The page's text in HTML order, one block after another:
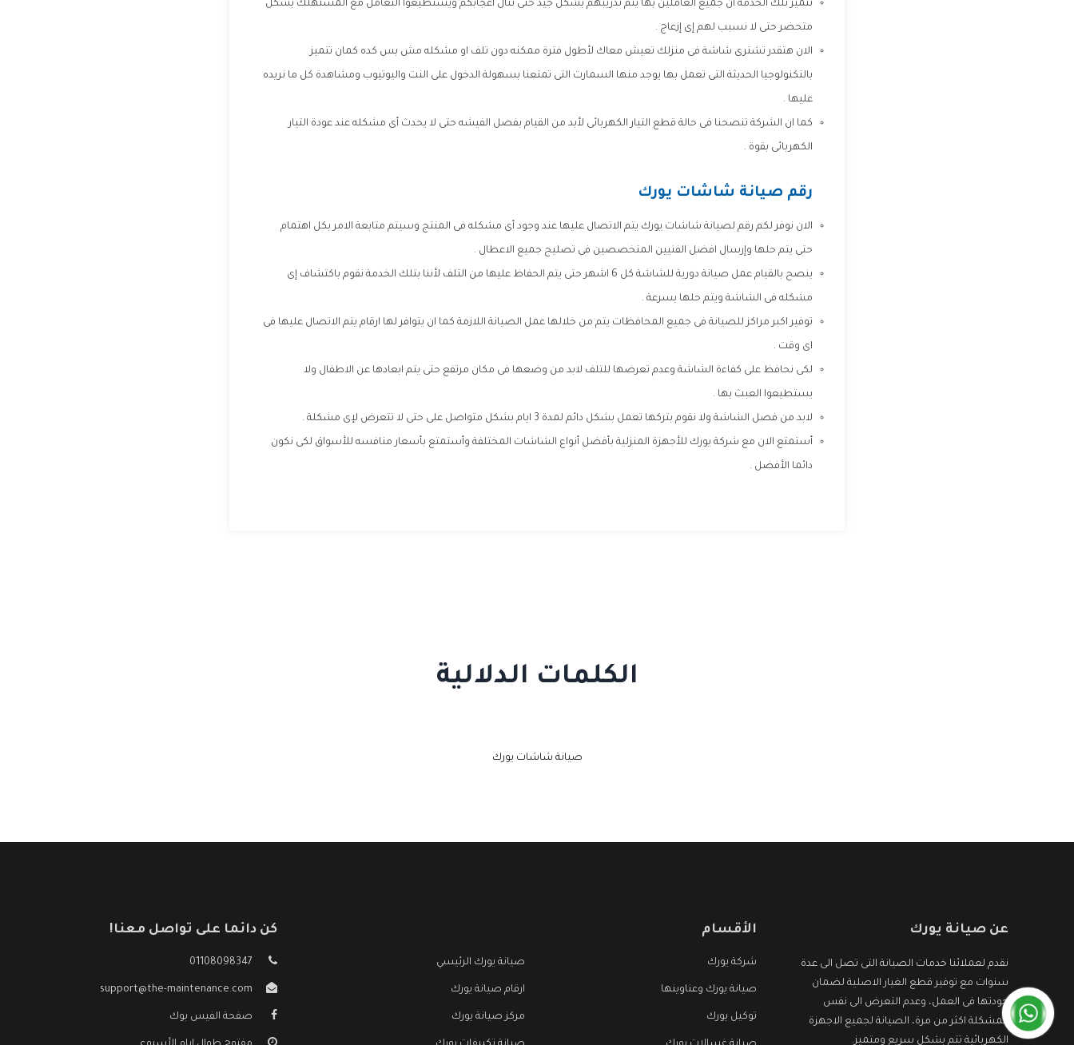
تتميز تلك الخدمة ان جميع العاملين بها يتم تدريبهم بشكل جيد حتى تنال اعجابكم ويستطيعوا التعامل مع المستهلك بشكل
متحضر حتى لا نسبب لهم إى إزعاج .
الان هتقدر تشترى شاشة فى منزلك تعيش معاك لأطول فترة ممكنه دون تلف او مشكله مش بس كده كمان تتميز
بالتكنولوجيا الحديثة التى تعمل بها يوجد منها السمارت التى تمتعنا بسهولة الدخول على النت واليوتيوب ومشاهدة كل ما نريده
عليها .
كما ان الشركة تنصحنا فى حالة قطع التيار الكهربائى لأبد من القيام بفصل الفيشه حتى لا يحدث أى مشكله عند عودة التيار
الكهربائى بقوة .
رقم صيانة شاشات يورك
الان نوفر لكم رقم لصيانة شاشات يورك يتم الاتصال عليها عند وجود أى مشكله فى المنتج وسيتم متابعة الامر بكل اهتمام
حتى يتم حلها وإرسال افضل الفنيين المتخصصين فى تصليح جميع الاعطال .
ينصح بالقيام عمل صيانة دورية للشاشة كل 6 اشهر حتى يتم الحفاظ عليها من التلف لأننا بتلك الخدمة نقوم باكتشاف إى
مشكله فى الشاشة ويتم حلها بسرعة .
توفير اكبر مراكز للصيانة فى جميع المحافظات يتم من خلالها عمل الصيانة اللازمة كما ان يتوافر لها ارقام يتم الاتصال عليها فى
اى وقت .
لكى نحافظ على كفاءة الشاشة وعدم تعرضها للتلف لابد من وضعها فى مكان مرتفع حتى يتم ابعادها عن الاطفال ولا
يستطيعوا العبث بها .
لابد من فصل الشاشة ولا نقوم بتركها تعمل بشكل دائم لمدة 3 ايام بشكل متواصل على حتى لا تتعرض لإى مشكلة .
أستمتع الان مع شركة يورك للأجهزة المنزلية بأفضل أنواع الشاشات المختلفة وأستمتع بأسعار منافسه للأسواق لكى نكون
دائما الأفضل .
الكلمات الدلالية
صيانة شاشات يورك
عن صيانة يورك
نقدم لعملائنا خدمات الصيانة التى تصل الى عدة
سنوات مع توفير قطع الغيار الاصلية لضمان
جودتها فى العمل، وعدم التعرض الى نفس
المشكلة اكثر من مرة، الصيانة لجميع الاجهزة
الكهربائية تتم بشكل سريع ومتميز.
الأقسام
شركة يورك صيانة يورك الرئيسي
صيانة يورك وعناوينها ارقام صيانة يورك
توكيل يورك مركز صيانة يورك
كن دائما على تواصل معنا!
01108098347
support@the-maintenance.com
صفحة الفيس بوك